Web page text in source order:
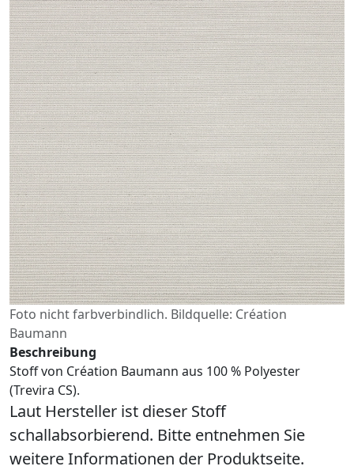
Foto nicht farbverbindlich. Bildquelle: Création
Baumann
Beschreibung
Stoff von Création Baumann aus 100 % Polyester
(Trevira CS).
Laut Hersteller ist dieser Stoff
schallabsorbierend. Bitte entnehmen Sie
weitere Informationen der Produktseite.